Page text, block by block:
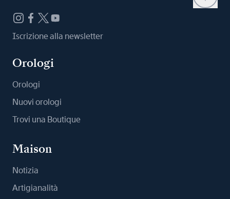
Iscrizione alla newsletter
Orologi
Orologi
Nuovi orologi
Trovi una Boutique
Maison
Notizia
Artigianalità